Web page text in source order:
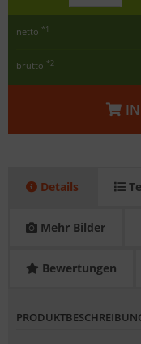
netto *1
brutto *2
Details
Mehr Bilder
Bewertungen